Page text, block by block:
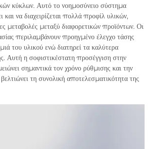
κύκλων. Αυτό το νοημοσύνειο σύστημα
να διαχειρίζεται πολλά προφίλ υλικών,
μεταβολές μεταξύ διαφορετικών προϊόντων. Οι
περιλαμβάνουν προηγμένο έλεγχο τάσης
του υλικού ενώ διατηρεί τα καλύτερα
Αυτή η σοφιστικέστατη προσέγγιση στην
σημαντικά τον χρόνο ρύθμισης και την
τη συνολική αποτελεσματικότητα της